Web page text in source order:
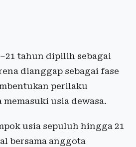
tahun dipilih sebagai
dianggap sebagai fase
perilaku
usia dewasa.
usia sepuluh hingga 21
bersama anggota